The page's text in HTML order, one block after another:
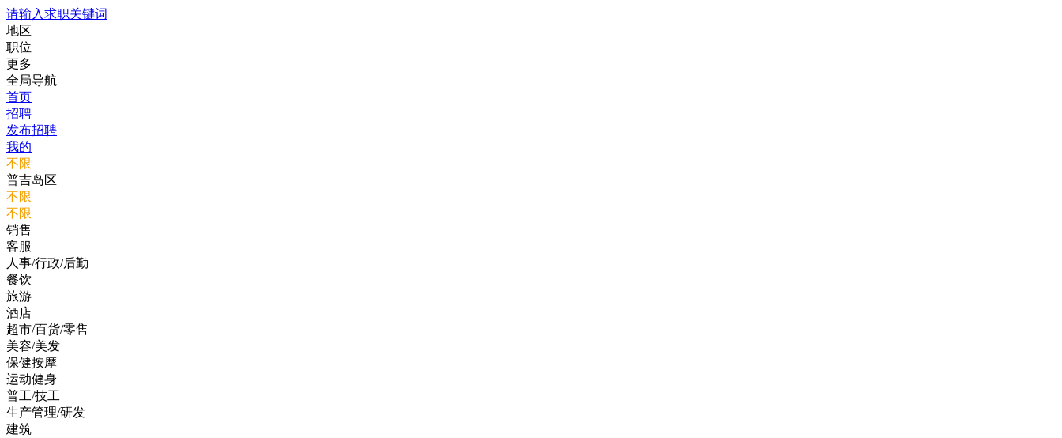
请输入求职关键词
地区
职位
更多
全局导航
首页
招聘
发布招聘
我的
不限
普吉岛区
不限
不限
销售
客服
人事/行政/后勤
餐饮
旅游
酒店
超市/百货/零售
美容/美发
保健按摩
运动健身
普工/技工
生产管理/研发
建筑